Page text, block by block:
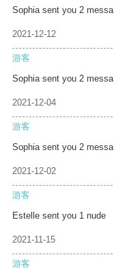
Sophia sent you 2 messa
2021-12-12
游客
Sophia sent you 2 messa
2021-12-04
游客
Sophia sent you 2 messa
2021-12-02
游客
Estelle sent you 1 nude
2021-11-15
游客